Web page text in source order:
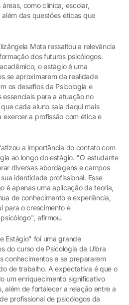
como clínica, escolar,
das questões éticas que
Mota ressaltou a relevância
dos futuros psicólogos.
o estágio é uma
se aproximarem da realidade
os desafios da Psicologia e
para a atuação no
cada aluno saia daqui mais
a profissão com ética e
a importância do contato com
ao longo do estágio. "O estudante
diversas abordagens e campos
identidade profissional. Esse
é apenas uma aplicação da teoria,
de conhecimento e experiência,
para o crescimento e
afirmou.
Estágio" foi uma grande
do curso de Psicologia da Ulbra
conhecimentos e se prepararem
de trabalho. A expectativa é que o
um enriquecimento significativo
além de fortalecer a relação entre a
profissional de psicólogos da